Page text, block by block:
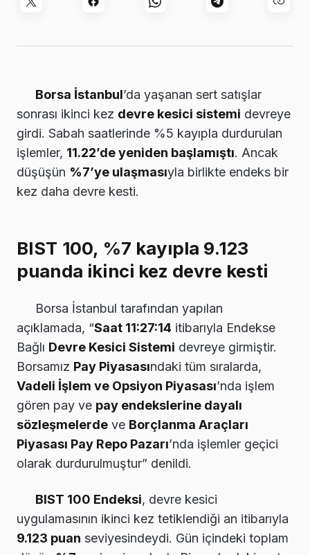
Borsa İstanbul’da yaşanan sert satışlar
sonrası ikinci kez devre kesici sistemi devreye
girdi. Sabah saatlerinde %5 kayıpla durdurulan
işlemler, 11.22’de yeniden başlamıştı. Ancak
düşüşün %7’ye ulaşmasıyla birlikte endeks bir
kez daha devre kesti.
BIST 100, %7 kayıpla 9.123
puanda ikinci kez devre kesti
Borsa İstanbul tarafından yapılan
açıklamada, “Saat 11:27:14 itibarıyla Endekse
Bağlı Devre Kesici Sistemi devreye girmiştir.
Borsamız Pay Piyasasındaki tüm sıralarda,
Vadeli İşlem ve Opsiyon Piyasası’nda işlem
gören pay ve pay endekslerine dayalı
sözleşmelerde ve Borçlanma Araçları
Piyasası Pay Repo Pazarı’nda işlemler geçici
olarak durdurulmuştur” denildi.
BIST 100 Endeksi, devre kesici
uygulamasının ikinci kez tetiklendiği an itibarıyla
9.123 puan seviyesindeydi. Gün içindeki toplam